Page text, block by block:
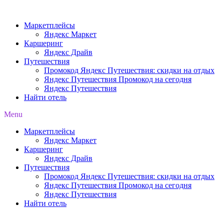
содержимому
Маркетплейсы
Яндекс Маркет
Каршеринг
Яндекс Драйв
Путешествия
Промокод Яндекс Путешествия: скидки на отдых
Яндекс Путешествия Промокод на сегодня
Яндекс Путешествия
Найти отель
Menu
Маркетплейсы
Яндекс Маркет
Каршеринг
Яндекс Драйв
Путешествия
Промокод Яндекс Путешествия: скидки на отдых
Яндекс Путешествия Промокод на сегодня
Яндекс Путешествия
Найти отель